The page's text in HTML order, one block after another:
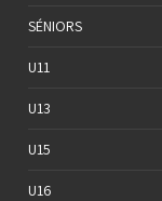
SÉNIORS
U11
U13
U15
U16